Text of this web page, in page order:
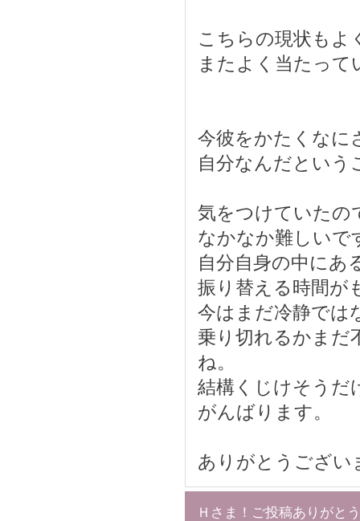
こちらの現状もよ
またよく当たって
今彼をかたくなに
自分なんだという
気をつけていたの
なかなか難しいで
自分自身の中にあ
振り替える時間が
今はまだ冷静では
乗り切れるかまだ
ね。
結構くじけそうだ
がんばります。
ありがとうござい
Ｈさま！ご投稿ありがと